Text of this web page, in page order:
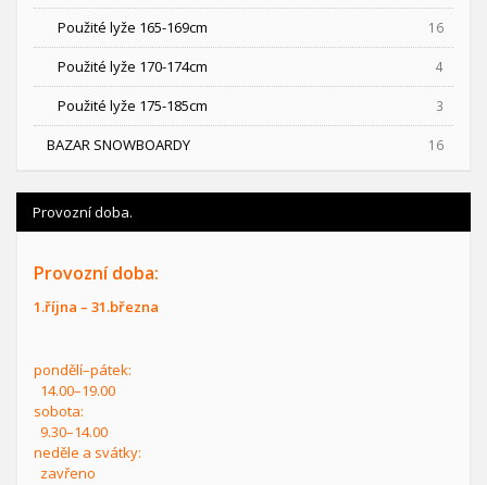
Použité lyže 165-169cm 16
Použité lyže 170-174cm 4
Použité lyže 175-185cm 3
BAZAR SNOWBOARDY 16
Provozní doba.
Provozní doba:
1.října – 31.března
pondělí–pátek:
14.00–19.00
sobota:
9.30–14.00
neděle a svátky:
zavřeno